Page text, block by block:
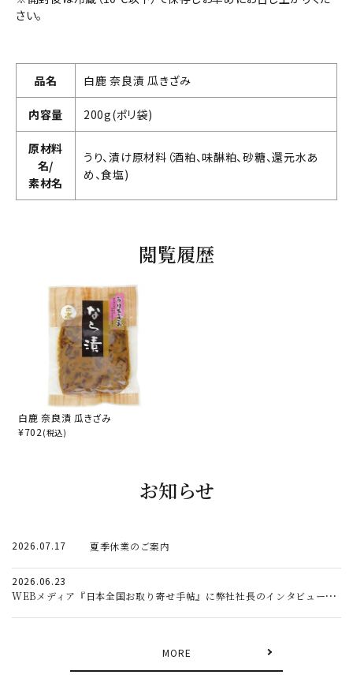
さい。
品名 白鹿 奈良漬 瓜きざみ
内容量 200g(ポリ袋)
原材料
名/
素材名
うり、漬け原材料（酒粕、味醂粕、砂糖、還元水あ
め、食塩)
閲覧履歴
白鹿 奈良漬 瓜きざみ
¥702 (税込)
お知らせ
2026.07.17 夏季休業のご案内
2026.06.23
WEBメディア『日本全国お取り寄せ手帖』に弊社社長のインタビュー記事が掲載されました。
MORE